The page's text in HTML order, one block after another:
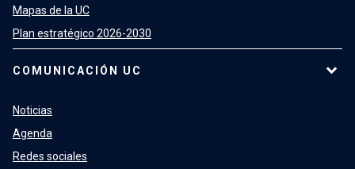
Mapas de la UC
Plan estratégico 2026-2030
COMUNICACIÓN UC
Noticias
Agenda
Redes sociales